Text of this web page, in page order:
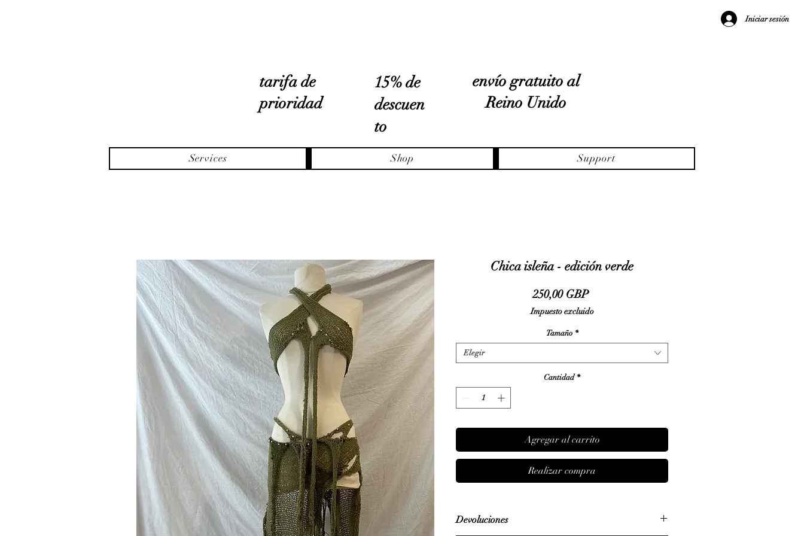
Iniciar sesión
tarifa de
prioridad
15% de
descuen
to
envío gratuito al
Reino Unido
Services Shop Support
Chica isleña - edición verde
250,00 GBPPrecio
Impuesto excluido
Tamaño *
Elegir
Cantidad *
Agregar al carrito
Realizar compra
Devoluciones